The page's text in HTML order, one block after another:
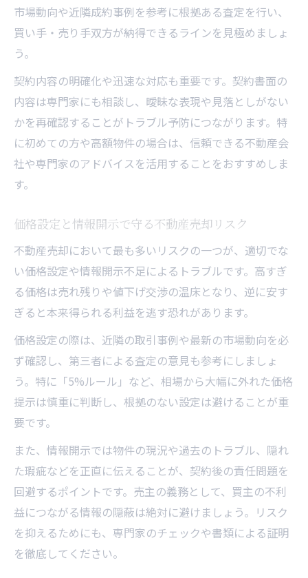
市場動向や近隣成約事例を参考に根拠ある査定を行い、
買い手・売り手双方が納得できるラインを見極めましょ
う。
契約内容の明確化や迅速な対応も重要です。契約書面の
内容は専門家にも相談し、曖昧な表現や見落としがない
かを再確認することがトラブル予防につながります。特
に初めての方や高額物件の場合は、信頼できる不動産会
社や専門家のアドバイスを活用することをおすすめしま
す。
価格設定と情報開示で守る不動産売却リスク
不動産売却において最も多いリスクの一つが、適切でな
い価格設定や情報開示不足によるトラブルです。高すぎ
る価格は売れ残りや値下げ交渉の温床となり、逆に安す
ぎると本来得られる利益を逃す恐れがあります。
価格設定の際は、近隣の取引事例や最新の市場動向を必
ず確認し、第三者による査定の意見も参考にしましょ
う。特に「5%ルール」など、相場から大幅に外れた価格
提示は慎重に判断し、根拠のない設定は避けることが重
要です。
また、情報開示では物件の現況や過去のトラブル、隠れ
た瑕疵などを正直に伝えることが、契約後の責任問題を
回避するポイントです。売主の義務として、買主の不利
益につながる情報の隠蔽は絶対に避けましょう。リスク
を抑えるためにも、専門家のチェックや書類による証明
を徹底してください。